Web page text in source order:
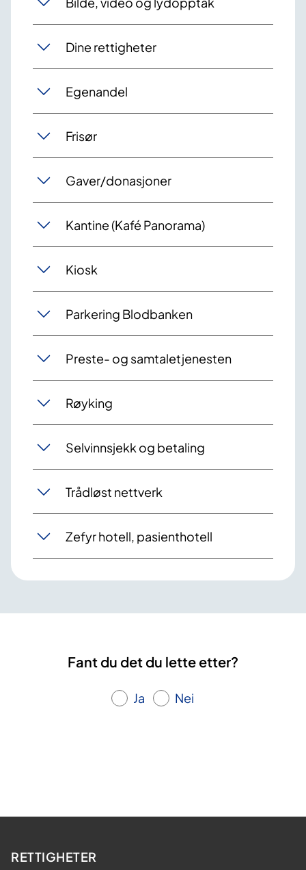
Dine rettigheter
Egenandel
Frisør
Gaver/donasjoner
Kantine (Kafé Panorama)
Kiosk
Parkering Blodbanken
Preste- og samtaletjenesten
Røyking
Selvinnsjekk og betaling
Trådløst nettverk
Zefyr hotell, pasienthotell
Fant du det du lette etter?
Ja Nei
RETTIGHETER